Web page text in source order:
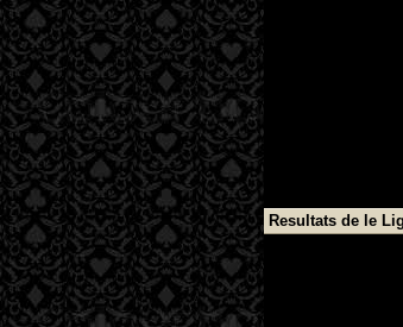
Resultats de le